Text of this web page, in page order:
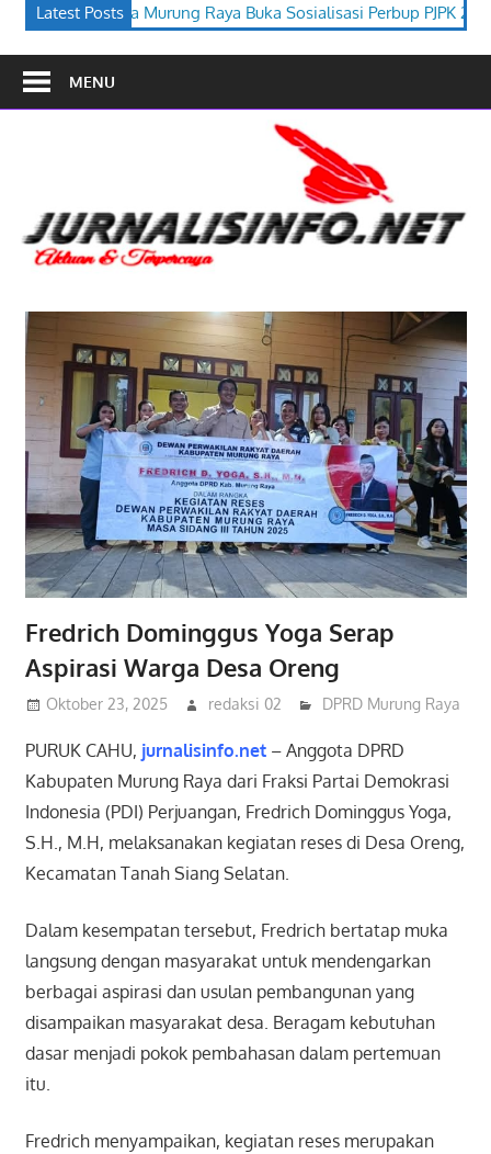
Latest Posts
Buka Sosialisasi Perbup PJPK 2026–2030 Festival Budaya
MENU
Fredrich Dominggus Yoga Serap
Aspirasi Warga Desa Oreng
Oktober 23, 2025 redaksi 02 DPRD Murung Raya
PURUK CAHU, jurnalisinfo.net– Anggota DPRD
Kabupaten Murung Raya dari Fraksi Partai Demokrasi
Indonesia (PDI) Perjuangan, Fredrich Dominggus Yoga,
S.H., M.H, melaksanakan kegiatan reses di Desa Oreng,
Kecamatan Tanah Siang Selatan.
Dalam kesempatan tersebut, Fredrich bertatap muka
langsung dengan masyarakat untuk mendengarkan
berbagai aspirasi dan usulan pembangunan yang
disampaikan masyarakat desa. Beragam kebutuhan
dasar menjadi pokok pembahasan dalam pertemuan
itu.
Fredrich menyampaikan, kegiatan reses merupakan